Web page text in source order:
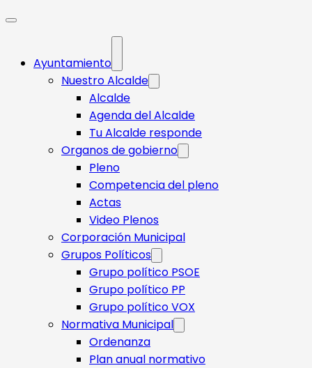
Ayuntamiento
Nuestro Alcalde
Alcalde
Agenda del Alcalde
Tu Alcalde responde​
Organos de gobierno
Pleno
Competencia del pleno
Actas
Video Plenos
Corporación Municipal
Grupos Políticos
Grupo político PSOE
Grupo político PP
Grupo político VOX
Normativa Municipal
Ordenanza
Plan anual normativo